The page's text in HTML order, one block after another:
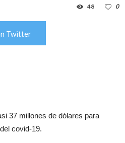
0
48
Twitter
37 millones de dólares para
covid-19.